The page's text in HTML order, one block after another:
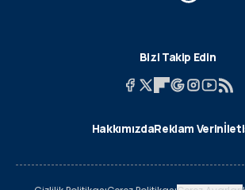
Bizi Takip Edin
HakkımızdaReklam Verin